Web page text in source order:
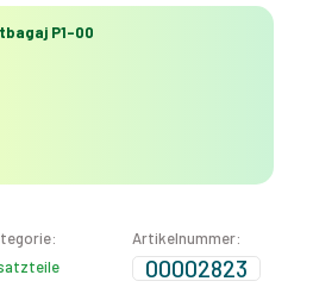
P1-00
Artikelnummer:
00002823